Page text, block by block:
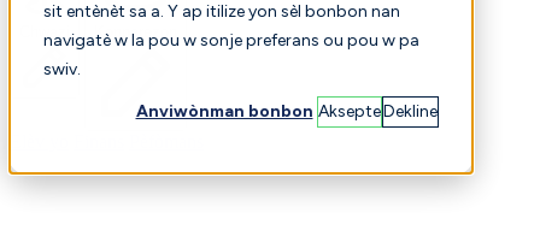
sit entènèt sa a. Y ap itilize yon sèl bonbon nan
navigatè w la pou w sonje preferans ou pou w pa
swiv.
Anviwònman bonbon AksepteDekline
Konparezon